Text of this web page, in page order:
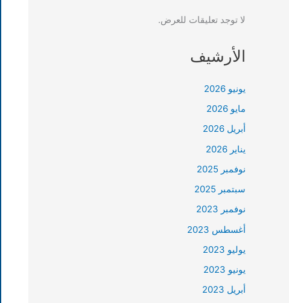
لا توجد تعليقات للعرض.
الأرشيف
يونيو 2026
مايو 2026
أبريل 2026
يناير 2026
نوفمبر 2025
سبتمبر 2025
نوفمبر 2023
أغسطس 2023
يوليو 2023
يونيو 2023
أبريل 2023